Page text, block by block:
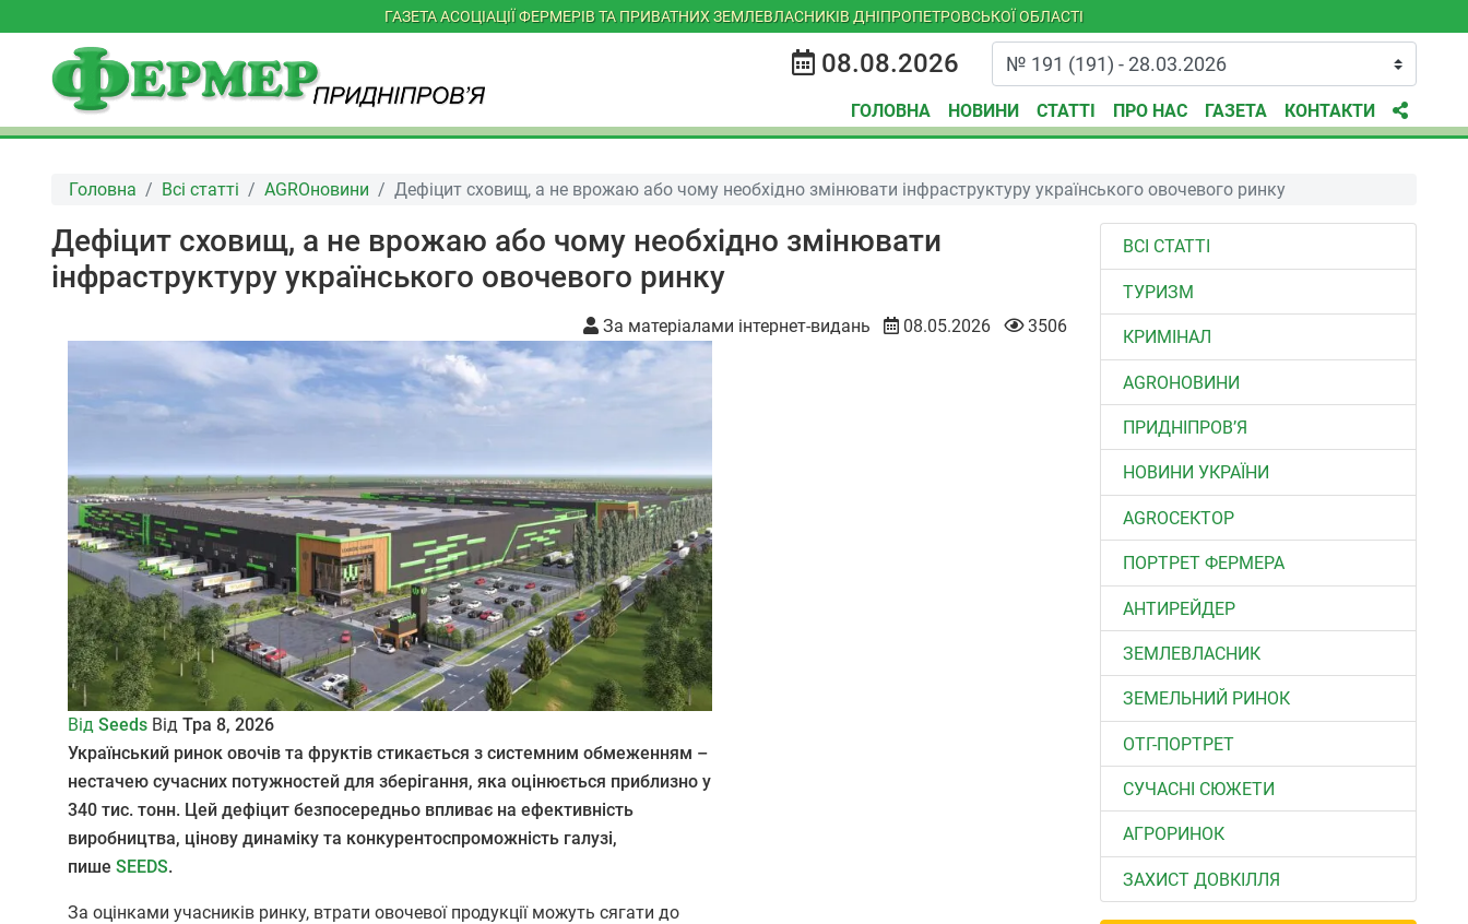
ГАЗЕТА АСОЦІАЦІЇ ФЕРМЕРІВ ТА ПРИВАТНИХ ЗЕМЛЕВЛАСНИКІВ ДНІПРОПЕТРОВСЬКОЇ ОБЛАСТІ
08.08.2026
ГОЛОВНА НОВИНИ СТАТТІ ПРО НАС ГАЗЕТА КОНТАКТИ
Головна Всі статті AGROновини Дефіцит сховищ, а не врожаю або чому необхідно змінювати інфраструктуру українського овочевого ринку
Дефіцит сховищ, а не врожаю або чому необхідно змінювати
інфраструктуру українського овочевого ринку
За матеріалами інтернет-видань 08.05.2026 3506
Від Seeds Від Тра 8, 2026
Український ринок овочів та фруктів стикається з системним обмеженням –
нестачею сучасних потужностей для зберігання, яка оцінюється приблизно у
340 тис. тонн. Цей дефіцит безпосередньо впливає на ефективність
виробництва, цінову динаміку та конкурентоспроможність галузі,
пише SEEDS.
За оцінками учасників ринку, втрати овочевої продукції можуть сягати до
ВСІ СТАТТІ
ТУРИЗМ
КРИМІНАЛ
AGROНОВИНИ
ПРИДНІПРОВ’Я
НОВИНИ УКРАЇНИ
АGROСЕКТОР
ПОРТРЕТ ФЕРМЕРА
АНТИРЕЙДЕР
ЗЕМЛЕВЛАСНИК
ЗЕМЕЛЬНИЙ РИНОК
ОТГ-ПОРТРЕТ
СУЧАСНІ СЮЖЕТИ
АГРОРИНОК
ЗАХИСТ ДОВКІЛЛЯ